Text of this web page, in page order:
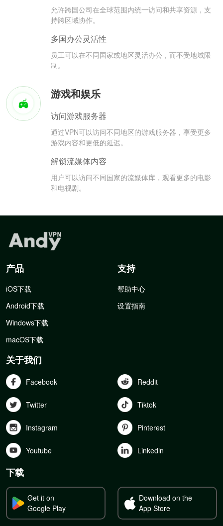
允许跨国公司在全球范围内统一访问和共享资源，支
持跨区域协作。
多国办公灵活性
员工可以在不同国家或地区灵活办公，而不受地域限
制。
游戏和娱乐
访问游戏服务器
通过VPN可以访问不同地区的游戏服务器，享受更多
游戏内容和更低的延迟。
解锁流媒体内容
用户可以访问不同国家的流媒体库，观看更多的电影
和电视剧。
产品
iOS下载
Android下载
Windows下载
macOS下载
支持
帮助中心
设置指南
关于我们
Facebook Reddit
Twitter Tiktok
Instagram Pinterest
Youtube Linkedln
下载
Get it on
Google Play
Download on the
App Store